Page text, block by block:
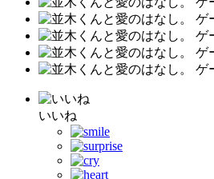
いいね